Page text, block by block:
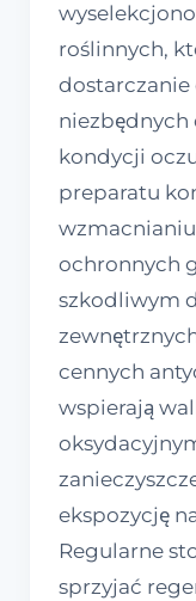
roślinnych,
niezbędnych
kondycji
preparatu
ochronnych
szkodliwym
cennych
wspierają
ekspozycję
Regularne
sprzyjać